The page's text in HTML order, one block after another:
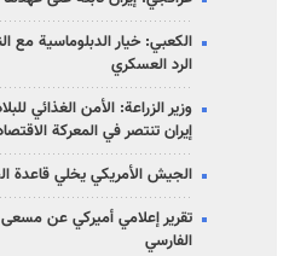
الكعبي: خيار الدبلوماسية
الرد العسكري
وزير الزراعة: الأمن الغذائي
إيران تنتصر في المعركة
الجيش الأمريكي يخلي قاعدة
تقرير إعلامي أميركي عن مسعى
الفارسي